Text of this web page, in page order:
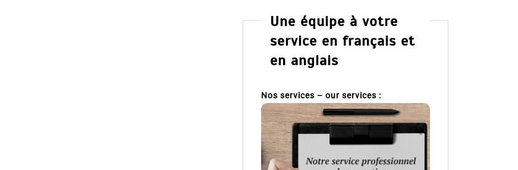
Une équipe à votre
service en français et
en anglais
Nos services – our services :